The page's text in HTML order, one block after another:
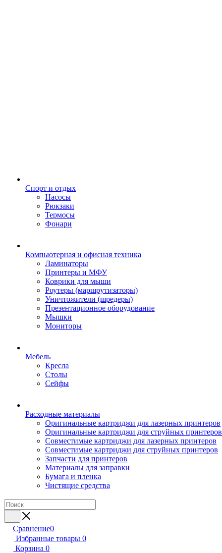
Спорт и отдых
Насосы
Рюкзаки
Термосы
Фонари
Компьютерная и офисная техника
Ламинаторы
Принтеры и МФУ
Коврики для мыши
Роутеры (маршрутизаторы)
Уничтожители (шредеры)
Презентационное оборудование
Мышки
Мониторы
Мебель
Кресла
Столы
Сейфы
Расходные материалы
Оригинальные картриджи для лазерных принтеров
Оригинальные картриджи для струйных принтеров
Совместимые картриджи для лазерных принтеров
Совместимые картриджи для струйных принтеров
Запчасти для принтеров
Материалы для заправки
Бумага и пленка
Чистящие средства
Сравнение0
Избранные товары 0
Корзина 0